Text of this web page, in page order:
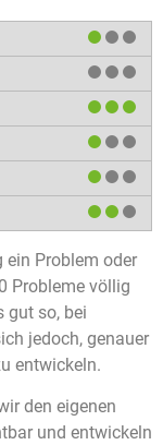
ein Problem oder
Probleme völlig
gut so, bei
jedoch, genauer
entwickeln.
den eigenen
und entwickeln